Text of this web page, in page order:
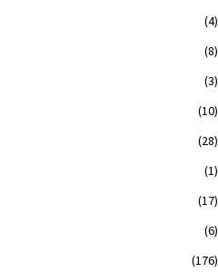
(4)
(8)
(3)
(10)
(28)
(1)
(17)
(6)
(176)